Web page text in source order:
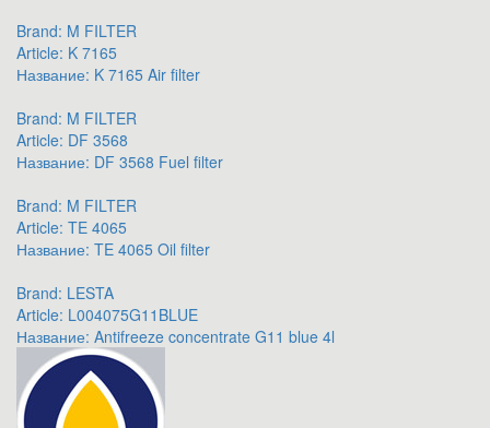
Brand: M FILTER
Article: K 7165
Название: K 7165 Air filter
Brand: M FILTER
Article: DF 3568
Название: DF 3568 Fuel filter
Brand: M FILTER
Article: TE 4065
Название: TE 4065 Oil filter
Brand: LESTA
Article: L004075G11BLUE
Название: Antifreeze concentrate G11 blue 4l